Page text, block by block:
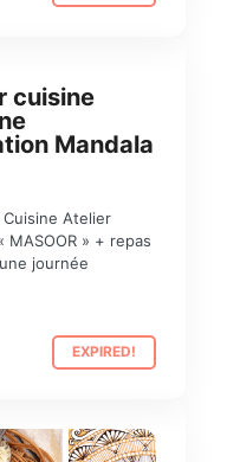
cuisine
Mandala
Atelier
» + repas
journée
EXPIRED!